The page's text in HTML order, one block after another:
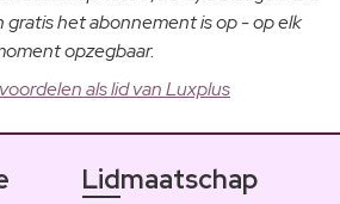
gratis het abonnement is op - op elk
opzegbaar.
als lid van Luxplus
Lidmaatschap